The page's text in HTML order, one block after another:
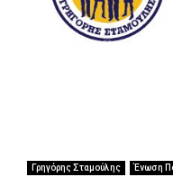
Γρηγόρης Σταμούλης Ένωση